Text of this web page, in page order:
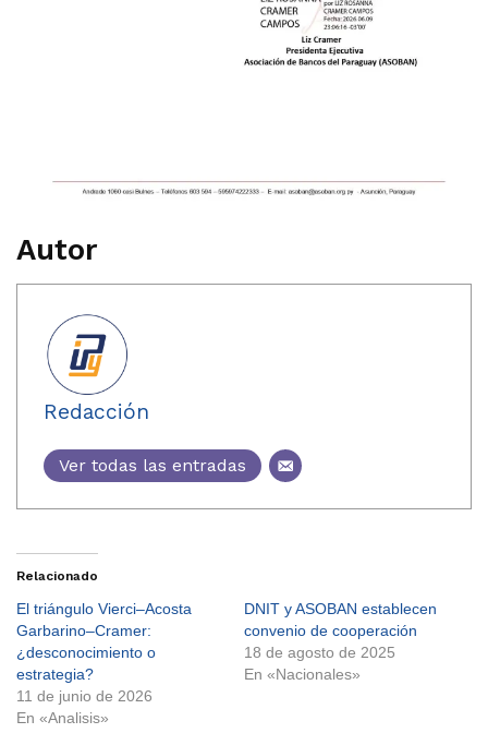
Autor
Redacción
Ver todas las entradas
Relacionado
El triángulo Vierci–Acosta
Garbarino–Cramer:
¿desconocimiento o
estrategia?
11 de junio de 2026
En «Analisis»
DNIT y ASOBAN establecen
convenio de cooperación
18 de agosto de 2025
En «Nacionales»